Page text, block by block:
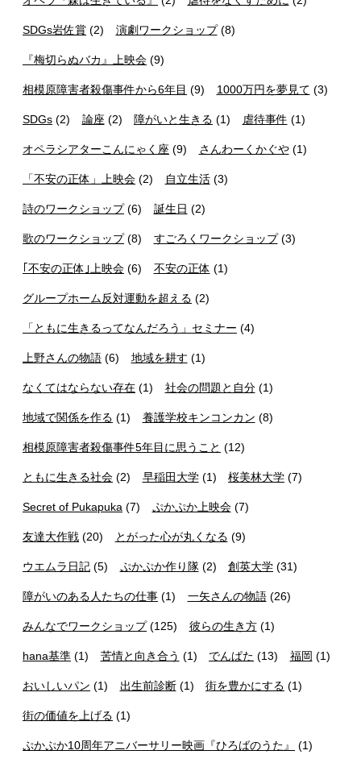
SDGs岩佐賞 (2) 演劇ワークショップ(8)
『梅切らぬバカ』上映会 (9)
相模原障害者殺傷事件から6年目 (9) 1000万円を夢見て (3)
SDGs (2) 論座 (2) 障がいと生きる (1) 虐待事件 (1)
オペラシアターこんにゃく座 (9) さんわーくかぐや(1)
「不安の正体」上映会 (2) 自立生活(3)
詩のワークショップ(6) 誕生日 (2)
歌のワークショップ(8) すごろくワークショップ(3)
｢不安の正体｣上映会 (6) 不安の正体 (1)
グループホーム反対運動を超える (2)
「ともに生きるってなんだろう」セミナー (4)
上野さんの物語 (6) 地域を耕す (1)
なくてはならない存在 (1) 社会の問題と自分(1)
地域で関係を作る (1) 養護学校キンコンカン (8)
相模原障害者殺傷事件5年目に思うこと (12)
ともに生きる社会 (2) 早稲田大学(1) 桜美林大学 (7)
Secret of Pukapuka (7) ぷかぷか上映会(7)
友達大作戦 (20) とがった心が丸くなる (9)
ウエムラ日記 (5) ぷかぷか作り隊(2) 創英大学 (31)
障がいのある人たちの仕事 (1) 一矢さんの物語(26)
みんなでワークショップ(125) 彼らの生き方(1)
hana基準 (1) 苦情と向き合う (1) でんぱた (13) 福岡 (1)
おいしいパン (1) 出生前診断(1) 街を豊かにする (1)
街の価値を上げる (1)
ぷかぷか10周年アニバーサリー映画『ひろばのうた』 (1)